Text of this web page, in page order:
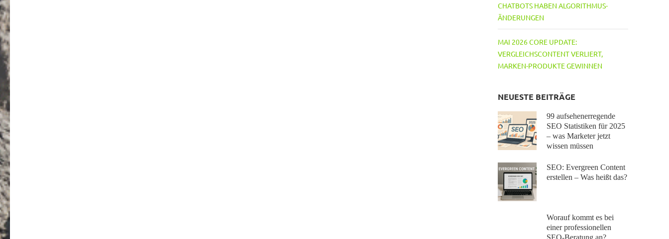
CHATBOTS HABEN ALGORITHMUS-
ÄNDERUNGEN
MAI 2026 CORE UPDATE:
VERGLEICHSCONTENT VERLIERT,
MARKEN-PRODUKTE GEWINNEN
NEUESTE BEITRÄGE
99 aufsehenerregende
SEO Statistiken für 2025
– was Marketer jetzt
wissen müssen
SEO: Evergreen Content
erstellen – Was heißt das?
Worauf kommt es bei
einer professionellen
SEO-Beratung an?